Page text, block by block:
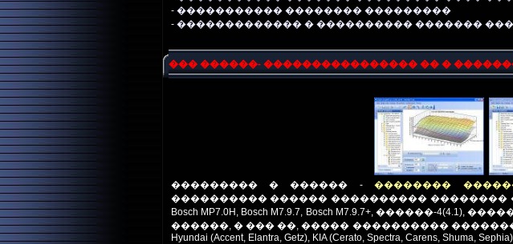
- ����������� �������� ���������
- ������������� � ���������� �������
��� ������- ���������������� �� �
��������� � ������ -��������
���������� ������ ���������� ��������
Bosch MP7.0H, Bosch M7.9.7, Bosch M7.9.7+, ������-4(4.1),
������, � ��� ��, ����� ����������
Hyundai (Accent, Elantra, Getz), KIA (Cerato, Spectra, Carens, Shuma,